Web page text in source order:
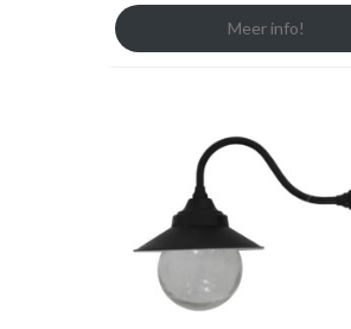
Meer info!